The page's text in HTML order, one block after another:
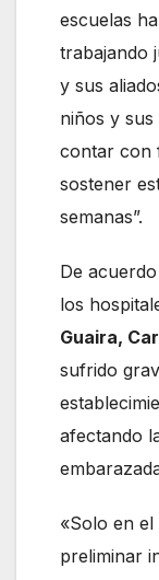
escuelas
trabajando
y sus
niños y
contar con
sostener
semanas”.
De
los
Guaira,
sufrido
afectando
«Solo en
preliminar